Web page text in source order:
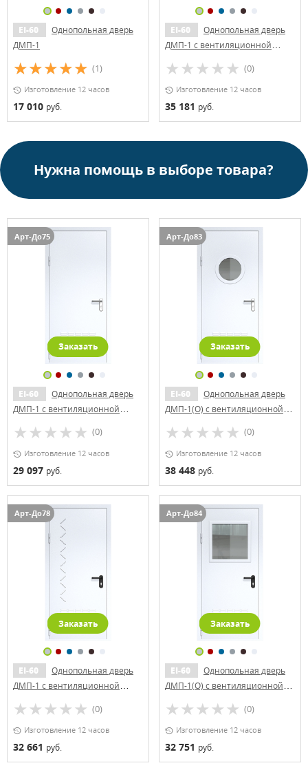
EI-60
Однопольная дверь
ДМП-1
(1)
Изготовление 12 часов
17 010 руб.
EI-60
Однопольная дверь
ДМП-1 с вентиляционной
решеткой, доводчиком и
Антипаникой
(0)
Изготовление 12 часов
35 181 руб.
Нужна помощь в выборе товара?
Арт-До75
Заказать
EI-60
Однопольная дверь
ДМП-1 с вентиляционной
(0)
Изготовление 12 часов
29 097 руб.
Арт-До83
Заказать
EI-60
Однопольная дверь
ДМП-1(О) с вентиляционной
стеклопакетом (ручки «хром»)
(0)
Изготовление 12 часов
38 448 руб.
Арт-До78
Заказать
EI-60
Однопольная дверь
ДМП-1 с вентиляционной
(0)
Изготовление 12 часов
32 661 руб.
Арт-До84
Заказать
EI-60
Однопольная дверь
ДМП-1(О) с вентиляционной
(500х500)
(0)
Изготовление 12 часов
32 751 руб.